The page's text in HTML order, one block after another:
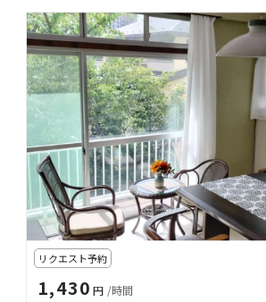
リクエスト予約
1,430 円 /時間